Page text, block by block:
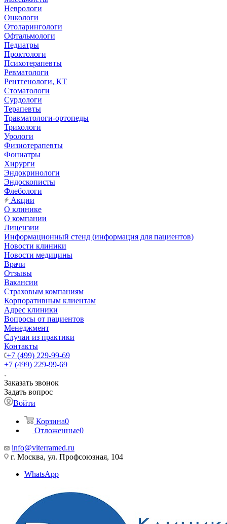
Неврологи
Онкологи
Отоларингологи
Офтальмологи
Педиатры
Проктологи
Психотерапевты
Ревматологи
Рентгенологи, КТ
Стоматологи
Сурдологи
Терапевты
Травматологи-ортопеды
Трихологи
Урологи
Физиотерапевты
Фониатры
Хирурги
Эндокринологи
Эндоскописты
Флебологи
Акции
О клинике
О компании
Лицензии
Информационный стенд (информация для пациентов)
Новости клиники
Новости медицины
Врачи
Отзывы
Вакансии
Страховым компаниям
Корпоративным клиентам
Адрес клиники
Вопросы от пациентов
Менеджмент
Случаи из практики
Контакты
+7 (499) 229-99-69
+7 (499) 229-99-69
Заказать звонок
Задать вопрос
Войти
Корзина0
Отложенные0
info@viterramed.ru
г. Москва, ул. Профсоюзная, 104
WhatsApp